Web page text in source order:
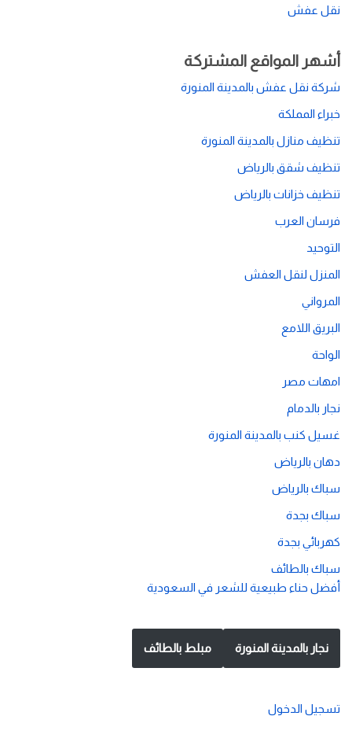
نقل عفش
أشهر المواقع المشتركة
شركة نقل عفش بالمدينة المنورة
خبراء المملكة
تنظيف منازل بالمدينة المنورة
تنظيف شقق بالرياض
تنظيف خزانات بالرياض
فرسان العرب
التوحيد
المنزل لنقل العفش
المرواني
البريق اللامع
الواحة
امهات مصر
نجار بالدمام
غسيل كنب بالمدينة المنورة
دهان بالرياض
سباك بالرياض
سباك بجدة
كهربائي بجدة
سباك بالطائف
أفضل حناء طبيعية للشعر في السعودية
نجار بالمدينة المنورة مبلط بالطائف
تسجيل الدخول